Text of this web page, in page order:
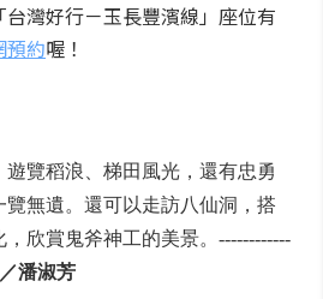
灣好行－玉長豐濱線」座位有
預約喔！
覽稻浪、梯田風光，還有忠勇
覽無遺。還可以走訪八仙洞，搭
欣賞鬼斧神工的美景。------------
潘淑芳